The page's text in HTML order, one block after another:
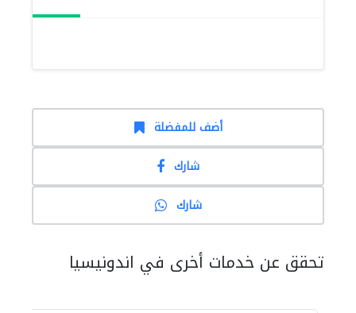
أضف للمفضلة
شارك
شارك
تحقق عن خدمات أخرى في اندونيسيا